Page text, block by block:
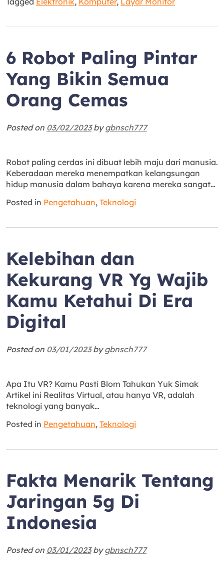
6 Robot Paling Pintar
Yang Bikin Semua
Orang Cemas
Posted on 03/02/2023bygbnsch777
Robot paling cerdas ini dibuat lebih maju dari manusia.
Keberadaan mereka menempatkan kelangsungan
hidup manusia dalam bahaya karena mereka sangat…
Posted in Pengetahuan, Teknologi
Kelebihan dan
Kekurang VR Yg Wajib
Kamu Ketahui Di Era
Digital
Posted on 03/01/2023bygbnsch777
Apa Itu VR? Kamu Pasti Blom Tahukan Yuk Simak
Artikel ini Realitas Virtual, atau hanya VR, adalah
teknologi yang banyak…
Posted in Pengetahuan, Teknologi
Fakta Menarik Tentang
Jaringan 5g Di
Indonesia
Posted on 03/01/2023bygbnsch777